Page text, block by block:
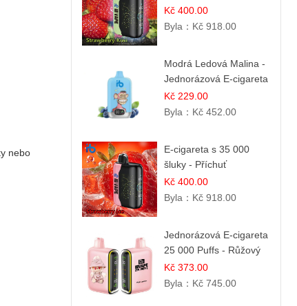
nebo
& Kiwi
Kč 400.00
Byla： Kč 918.00
Modrá Ledová Malina -
Jednorázová E-cigareta
12 000 šluků |
Osvěžující Bobulová
Kč 229.00
Byla： Kč 452.00
E-cigareta s 35 000
šluky - Příchuť
Jahodový led
Kč 400.00
Byla： Kč 918.00
Jednorázová E-cigareta
25 000 Puffs - Růžový
Citrón
Kč 373.00
Byla： Kč 745.00